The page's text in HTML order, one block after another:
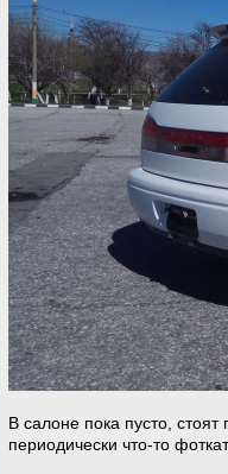
В салоне пока пусто,
периодически что-то